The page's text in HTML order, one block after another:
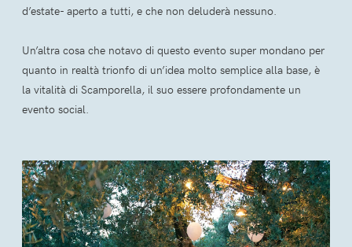
d’estate- aperto a tutti, e che non deluderà nessuno.
Un’altra cosa che notavo di questo evento super mondano per
quanto in realtà trionfo di un’idea molto semplice alla base, è
la vitalità di Scamporella, il suo essere profondamente un
evento social.